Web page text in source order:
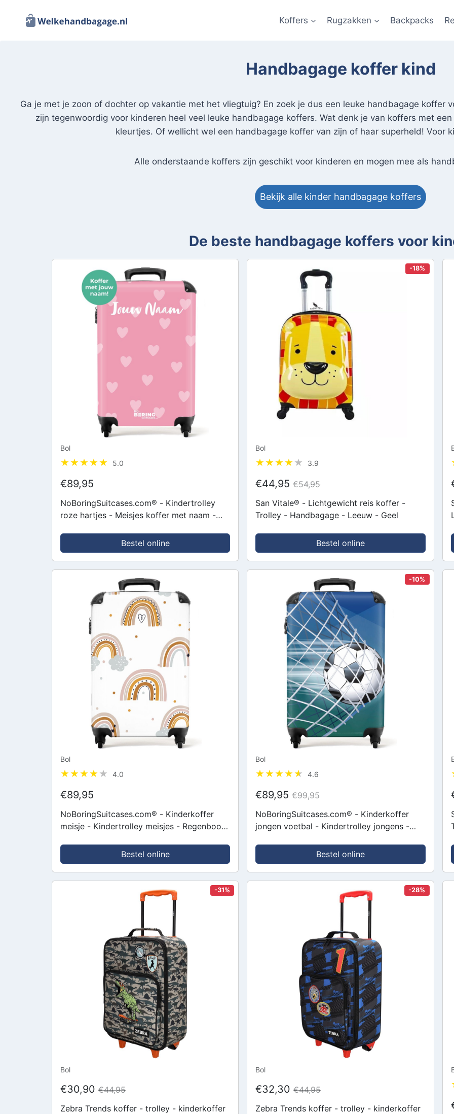
Koffers Rugzakken Backpacks
Handbagage koffer kind
Ga je met je zoon of dochter op vakantie met het vliegtuig? En zoek je dus een leuke handbagage koffer
zijn tegenwoordig voor kinderen heel veel leuke handbagage koffers. Wat denk je van koffers met
kleurtjes. Of wellicht wel een handbagage koffer van zijn of haar superheld! Voor
Alle onderstaande koffers zijn geschikt voor kinderen en mogen mee als
Bekijk alle kinder handbagage koffers
De beste handbagage koffers voor
Bol
5.0
€89,95
NoBoringSuitcases.com® - Kindertrolley
roze hartjes - Meisjes koffer met naam -
met wieltjes - Past binnen...
Bestel online
-18%
Bol
3.9
€44,95€54,95
San Vitale® - Lichtgewicht reis koffer -
Trolley - Handbagage - Leeuw - Geel
Bestel online
Bol
4.0
€89,95
NoBoringSuitcases.com® - Kinderkoffer
meisje - Kindertrolley meisjes - Regenboog
Reiskoffer trolley - Koffertje -...
Bestel online
-10%
Bol
4.6
€89,95€99,95
NoBoringSuitcases.com® - Kinderkoffer
jongen voetbal - Kindertrolley jongens -
Reiskoffer trolley kind - Rolkoffer met...
Bestel online
-31%
Bol
€30,90 €44,95
Zebra Trends koffer - trolley - kinderkoffer
-28%
Bol
€32,30€44,95
Zebra Trends koffer - trolley - kinderkoffer